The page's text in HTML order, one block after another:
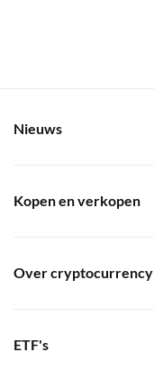
Nieuws
Kopen en verkopen
Over cryptocurrency
ETF's